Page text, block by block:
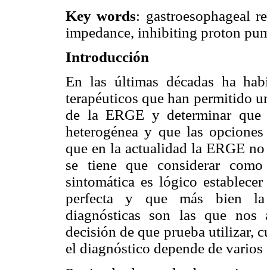
Key words: gastroesophageal
impedance, inhibiting proton
Introducción
En las últimas décadas ha
terapéuticos que han permitido
de la ERGE y determinar que
heterogénea y que las
que en la actualidad la ERGE
se tiene que considerar
sintomática es lógico
perfecta y que más bien la
diagnósticas son las que nos
decisión de que prueba utilizar,
el diagnóstico depende de varios